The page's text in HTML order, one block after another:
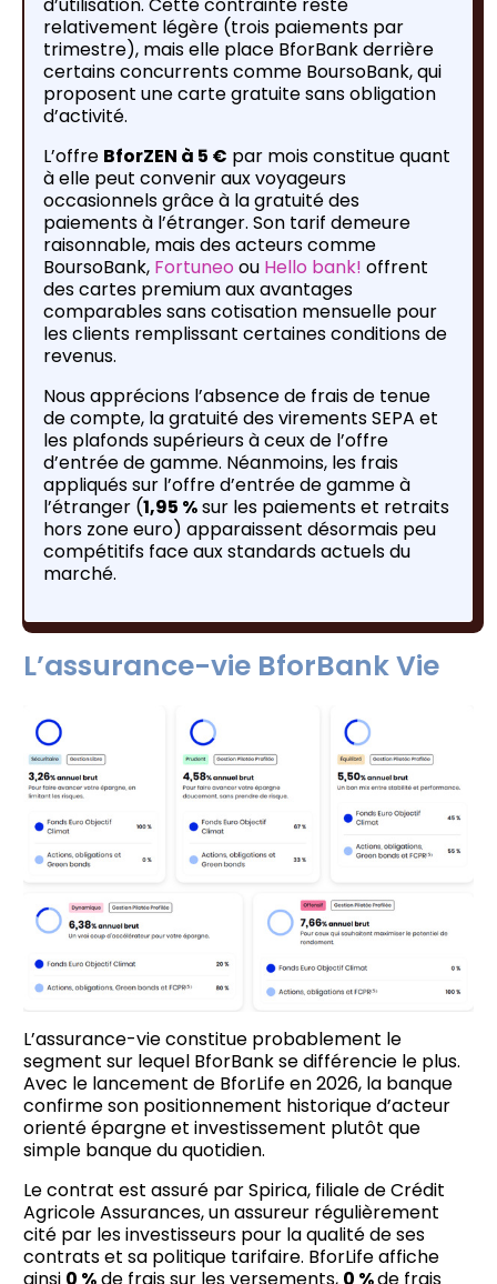
d’utilisation. Cette contrainte reste
relativement légère (trois paiements par
trimestre), mais elle place BforBank derrière
certains concurrents comme BoursoBank, qui
proposent une carte gratuite sans obligation
d’activité.
L’offre BforZEN à 5 € par mois constitue quant
à elle peut convenir aux voyageurs
occasionnels grâce à la gratuité des
paiements à l’étranger. Son tarif demeure
raisonnable, mais des acteurs comme
BoursoBank, Fortuneo ou Hello bank! offrent
des cartes premium aux avantages
comparables sans cotisation mensuelle pour
les clients remplissant certaines conditions de
revenus.
Nous apprécions l’absence de frais de tenue
de compte, la gratuité des virements SEPA et
les plafonds supérieurs à ceux de l’offre
d’entrée de gamme. Néanmoins, les frais
appliqués sur l’offre d’entrée de gamme à
l’étranger (1,95 %sur les paiements et retraits
hors zone euro) apparaissent désormais peu
compétitifs face aux standards actuels du
marché.
L’assurance-vie BforBank Vie
L’assurance-vie constitue probablement le
segment sur lequel BforBank se différencie le plus.
Avec le lancement de BforLife en 2026, la banque
confirme son positionnement historique d’acteur
orienté épargne et investissement plutôt que
simple banque du quotidien.
Le contrat est assuré par Spirica, filiale de Crédit
Agricole Assurances, un assureur régulièrement
cité par les investisseurs pour la qualité de ses
contrats et sa politique tarifaire. BforLife affiche